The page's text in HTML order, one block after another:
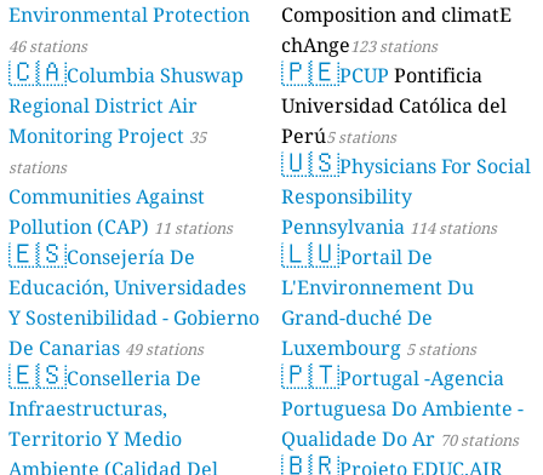
Environmental Protection
46 stations
🇨🇦Columbia Shuswap
Regional District Air
Monitoring Project 35
stations
Communities Against
Pollution (CAP) 11 stations
🇪🇸Consejería De
Educación, Universidades
Y Sostenibilidad - Gobierno
De Canarias 49 stations
🇪🇸Conselleria De
Infraestructuras,
Territorio Y Medio
Ambiente (Calidad Del
Composition and climatE
chAnge123 stations
🇵🇪PCUP Pontificia
Universidad Católica del
Perú5 stations
🇺🇸Physicians For Social
Responsibility
Pennsylvania 114 stations
🇱🇺Portail De
L'Environnement Du
Grand-duché De
Luxembourg 5 stations
🇵🇹Portugal -Agencia
Portuguesa Do Ambiente -
Qualidade Do Ar 70 stations
🇧🇷Projeto EDUC.AIR